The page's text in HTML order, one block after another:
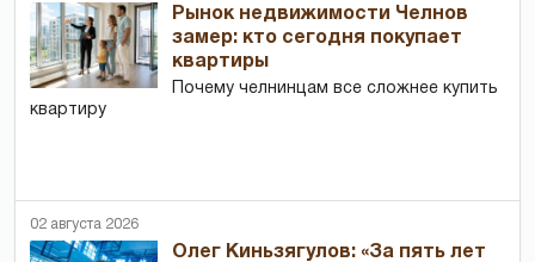
Рынок недвижимости Челнов
замер: кто сегодня покупает
квартиры
Почему челнинцам все сложнее купить
квартиру
02 августа 2026
Олег Киньзягулов: «За пять лет